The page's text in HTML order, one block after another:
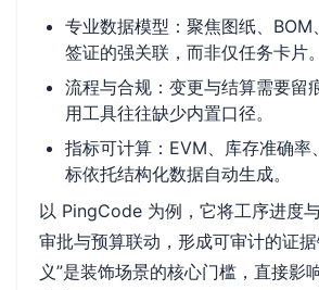
专业数据模型：聚焦图纸、BOM
签证的强关联，而非仅任务卡片。
流程与合规：变更与结算需要留
用工具往往缺少内置口径。
指标可计算：EVM、库存准确率
标依托结构化数据自动生成。
以 PingCode 为例，它将工序进度
审批与预算联动，形成可审计的证
义”是装饰场景的核心门槛，直接影